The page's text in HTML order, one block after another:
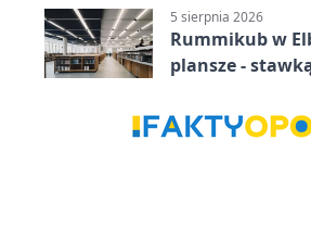
5 sierpnia 2026
Rummikub w
plansze -